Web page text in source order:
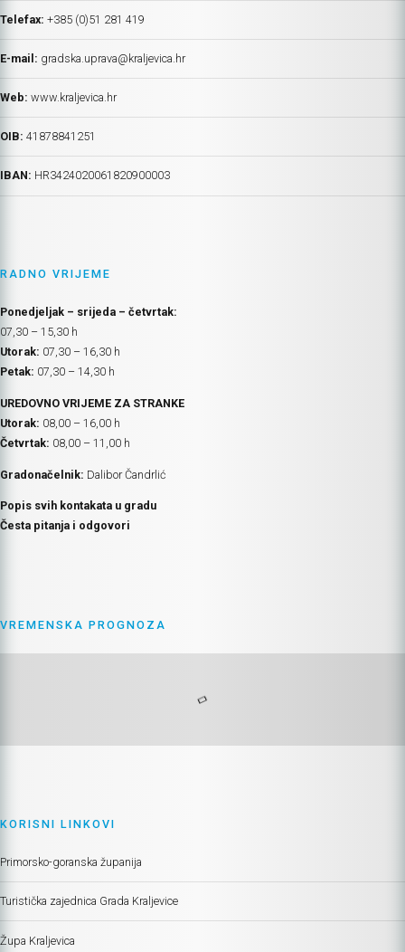
Telefax: +385 (0)51 281 419
E-mail: gradska.uprava@kraljevica.hr
Web: www.kraljevica.hr
OIB: 41878841251
IBAN: HR3424020061820900003
RADNO VRIJEME
Ponedjeljak – srijeda – četvrtak:
07,30 – 15,30 h
Utorak: 07,30 – 16,30 h
Petak: 07,30 – 14,30 h
UREDOVNO VRIJEME ZA STRANKE
Utorak: 08,00 – 16,00 h
Četvrtak: 08,00 – 11,00 h
Gradonačelnik: Dalibor Čandrlić
Popis svih kontakata u gradu
Česta pitanja i odgovori
VREMENSKA PROGNOZA
KORISNI LINKOVI
Primorsko-goranska županija
Turistička zajednica Grada Kraljevice
Župa Kraljevica